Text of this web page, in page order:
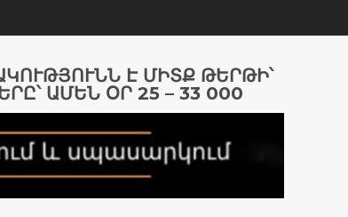
Է ՄԻՏՔ ԹԵՐԹԻ՝
ԱՄԵՆ ՕՐ 25 – 33 000